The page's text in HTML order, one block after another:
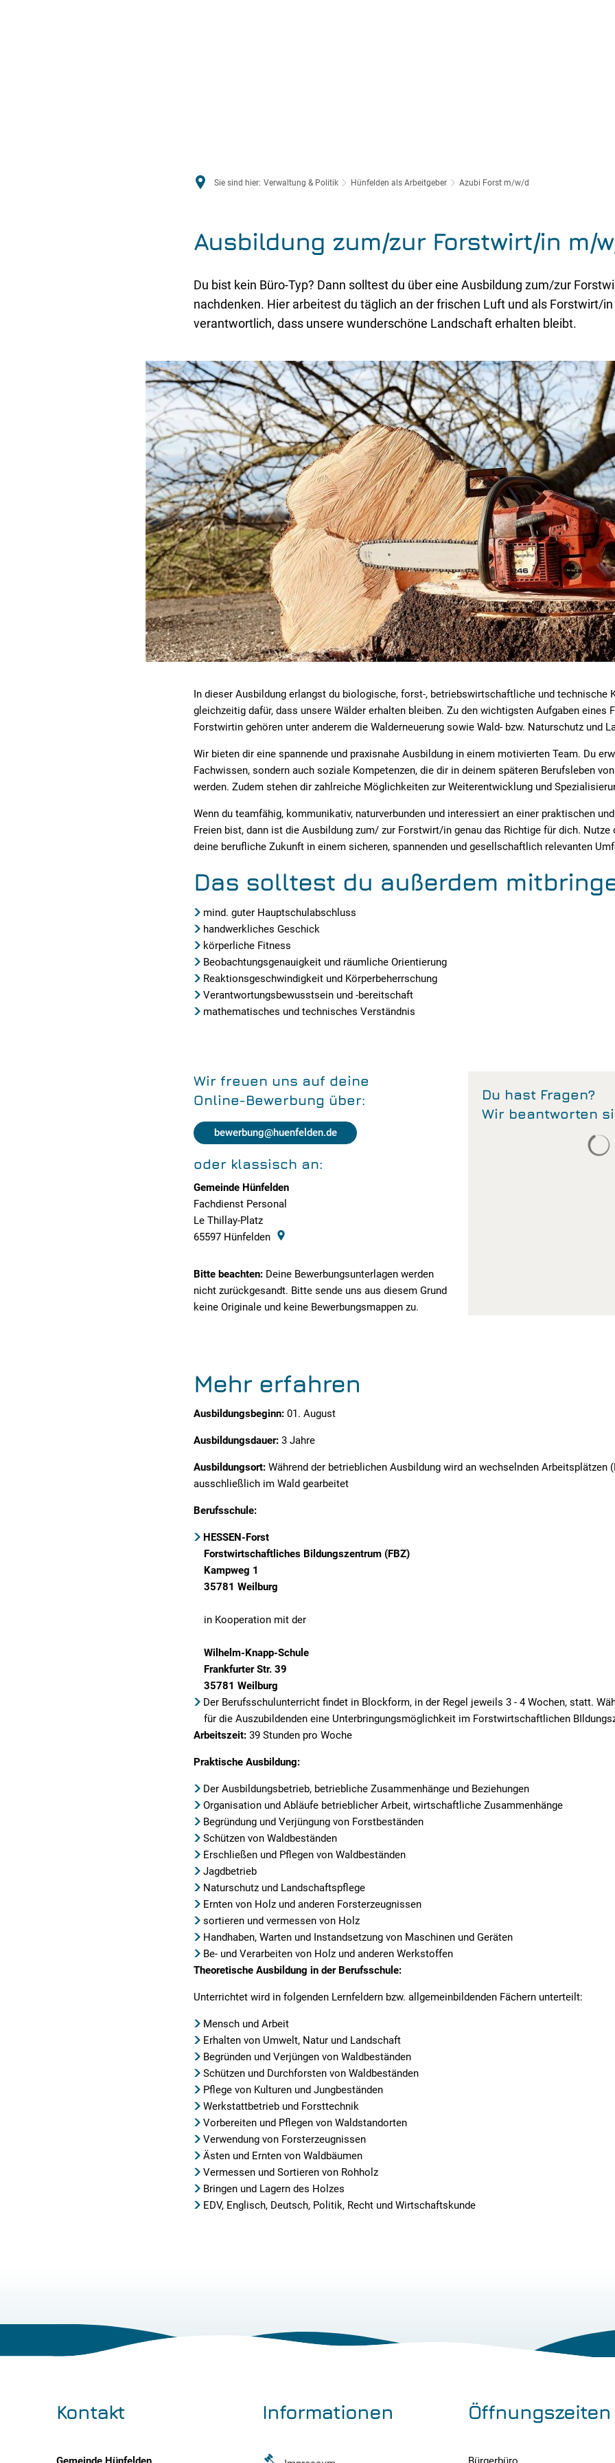
Sie sind hier: Verwaltung & Politik Hünfelden als Arbeitgeber Azubi Forst m/w/d
Ausbildung zum/zur Forstwirt/in m/
Du bist kein Büro-Typ? Dann solltest du über eine Ausbildung zum/zur
nachdenken. Hier arbeitest du täglich an der frischen Luft und als Forstwirt/
verantwortlich, dass unsere wunderschöne Landschaft erhalten bleibt.
In dieser Ausbildung erlangst du biologische, forst-, betriebswirtschaftliche und technische
gleichzeitig dafür, dass unsere Wälder erhalten bleiben. Zu den wichtigsten Aufgaben eines
Forstwirtin gehören unter anderem die Walderneuerung sowie Wald- bzw. Naturschutz und
Wir bieten dir eine spannende und praxisnahe Ausbildung in einem motivierten Team. Du
Fachwissen, sondern auch soziale Kompetenzen, die dir in deinem späteren Berufsleben
werden. Zudem stehen dir zahlreiche Möglichkeiten zur Weiterentwicklung und
Wenn du teamfähig, kommunikativ, naturverbunden und interessiert an einer praktischen
Freien bist, dann ist die Ausbildung zum/ zur Forstwirt/in genau das Richtige für dich. Nutze
deine berufliche Zukunft in einem sicheren, spannenden und gesellschaftlich relevanten
Das solltest du außerdem
mind. guter Hauptschulabschluss
handwerkliches Geschick
körperliche Fitness
Beobachtungsgenauigkeit und räumliche Orientierung
Reaktionsgeschwindigkeit und Körperbeherrschung
Verantwortungsbewusstsein und -bereitschaft
mathematisches und technisches Verständnis
Wir freuen uns auf deine
Online-Bewerbung über:
bewerbung@huenfelden.de
oder klassisch an:
Gemeinde Hünfelden
Fachdienst Personal
Le Thillay-Platz
65597 Hünfelden
Bitte beachten: Deine Bewerbungsunterlagen werden
nicht zurückgesandt. Bitte sende uns aus diesem Grund
keine Originale und keine Bewerbungsmappen zu.
Du hast Fragen?
Wir beantworten
Mehr erfahren
Ausbildungsbeginn: 01. August
Ausbildungsdauer: 3 Jahre
Ausbildungsort: Während der betrieblichen Ausbildung wird an wechselnden Arbeitsplätzen
ausschließlich im Wald gearbeitet
Berufsschule:
HESSEN-Forst
Forstwirtschaftliches Bildungszentrum (FBZ)
Kampweg 1
35781 Weilburg
in Kooperation mit der
Wilhelm-Knapp-Schule
Frankfurter Str. 39
35781 Weilburg
Der Berufsschulunterricht findet in Blockform, in der Regel jeweils 3 - 4 Wochen, statt.
für die Auszubildenden eine Unterbringungsmöglichkeit im Forstwirtschaftlichen
Arbeitszeit: 39 Stunden pro Woche
Praktische Ausbildung:
Der Ausbildungsbetrieb, betriebliche Zusammenhänge und Beziehungen
Organisation und Abläufe betrieblicher Arbeit, wirtschaftliche Zusammenhänge
Begründung und Verjüngung von Forstbeständen
Schützen von Waldbeständen
Erschließen und Pflegen von Waldbeständen
Jagdbetrieb
Naturschutz und Landschaftspflege
Ernten von Holz und anderen Forsterzeugnissen
sortieren und vermessen von Holz
Handhaben, Warten und Instandsetzung von Maschinen und Geräten
Be- und Verarbeiten von Holz und anderen Werkstoffen
Theoretische Ausbildung in der Berufsschule:
Unterrichtet wird in folgenden Lernfeldern bzw. allgemeinbildenden Fächern unterteilt:
Mensch und Arbeit
Erhalten von Umwelt, Natur und Landschaft
Begründen und Verjüngen von Waldbeständen
Schützen und Durchforsten von Waldbeständen
Pflege von Kulturen und Jungbeständen
Werkstattbetrieb und Forsttechnik
Vorbereiten und Pflegen von Waldstandorten
Verwendung von Forsterzeugnissen
Ästen und Ernten von Waldbäumen
Vermessen und Sortieren von Rohholz
Bringen und Lagern des Holzes
EDV, Englisch, Deutsch, Politik, Recht und Wirtschaftskunde
Kontakt Informationen Öffnungszeiten